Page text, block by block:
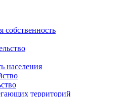
населения
территорий